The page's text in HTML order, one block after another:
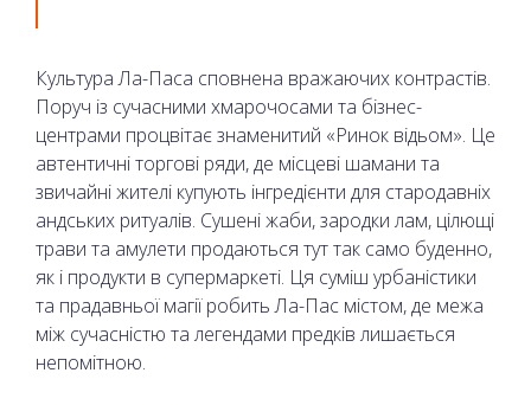
Культура Ла-Паса сповнена вражаючих контрастів.
Поруч із сучасними хмарочосами та бізнес-
центрами процвітає знаменитий «Ринок відьом». Це
автентичні торгові ряди, де місцеві шамани та
звичайні жителі купують інгредієнти для стародавніх
андських ритуалів. Сушені жаби, зародки лам, цілющі
трави та амулети продаються тут так само буденно,
як і продукти в супермаркеті. Ця суміш урбаністики
та прадавньої магії робить Ла-Пас містом, де межа
між сучасністю та легендами предків лишається
непомітною.